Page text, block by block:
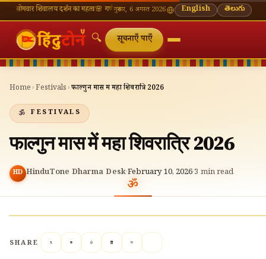
दर्शन का महत्व🌸 गणेश चतुर्थी — भाद्रपद शुक्ल चतुर्थी⛩ काशी विश्वनाथ — आज के दर्शन
गुरुवार, 6 अगस्त 2026 English తెలుగు
🔍 सूचनाएँ पाएँ
Home ›Festivals ›फाल्गुन मास में महा शिवरात्रि 2026
FESTIVALS
फाल्गुन मास में महा शिवरात्रि 2026
HD HinduTone Dharma Desk·February 10, 2026·3 min read
SHARE